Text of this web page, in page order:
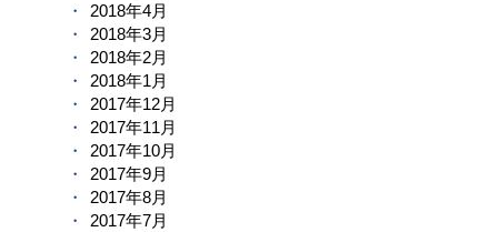
2018年4月
2018年3月
2018年2月
2018年1月
2017年12月
2017年11月
2017年10月
2017年9月
2017年8月
2017年7月